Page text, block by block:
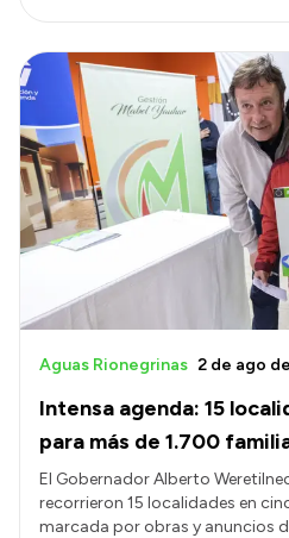
Intensa agenda: 15
para más de 1.700
Aguas Rionegrinas 2 de ago
El Gobernador Alberto
recorrieron 15 localidades en
marcada por obras y anuncios